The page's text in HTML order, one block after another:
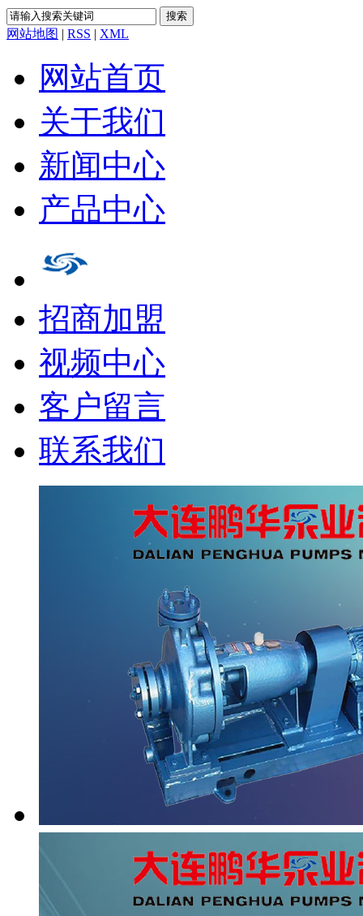
网站地图 | RSS | XML
网站首页
关于我们
新闻中心
产品中心
招商加盟
视频中心
客户留言
联系我们